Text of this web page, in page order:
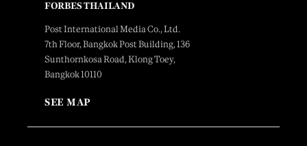
FORBES THAILAND
Post International Media Co., Ltd.
7th Floor, Bangkok Post Building, 136
Sunthornkosa Road, Klong Toey,
Bangkok 10110
SEE MAP